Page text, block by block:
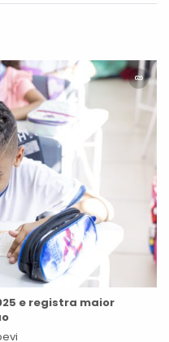
e registra maior